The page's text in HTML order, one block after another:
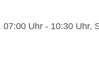
Uhr - 10:30 Uhr,